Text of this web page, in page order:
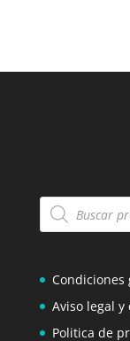
Búsqueda
de
Aviso legal
Politica de